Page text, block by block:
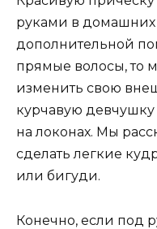
руками в домашних
дополнительной
прямые волосы, то
изменить свою
курчавую
на локонах. Мы
сделать легкие
или бигуди.
Конечно, если под